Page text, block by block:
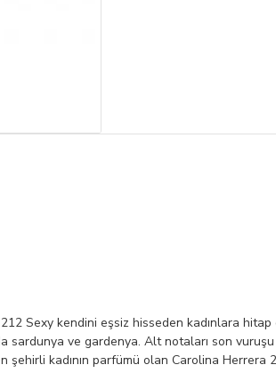
Sexy kendini eşsiz hisseden kadınlara
ve gardenya. Alt notaları son
kadının parfümü olan Carolina Herrera